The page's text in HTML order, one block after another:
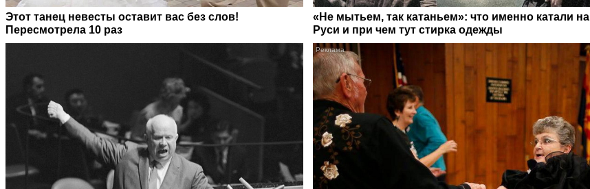
Этот танец невесты оставит вас без слов!
Пересмотрела 10 раз
«Не мытьем, так катаньем»: что именно катали на
Руси и при чем тут стирка одежды